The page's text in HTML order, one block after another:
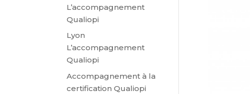
L’accompagnement
Qualiopi
Lyon
L’accompagnement
Qualiopi
Accompagnement à la
certification Qualiopi